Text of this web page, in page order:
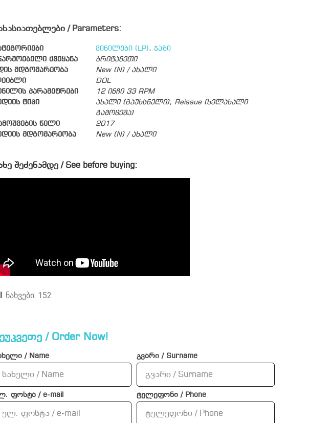
/ Parameters:
ვინილები (LP), ჯაზი
ქვეყანა
ბრიტანეთი
მდგომარეობა
New (N) / ახალი
DOL
პარამეტრები
12 ინჩი 33 RPM
ტიპი
ახალი (გაუხსნელი), Reissue (ხელახალი
გამოცემა)
წელი
2017
მდგომარეობა
New (N) / ახალი
შეძენამდე / See before buying:
ნახვები: 152
/ Order Now!
/ Name გვარი / Surname
ფოსტა / e-mail ტელეფონი / Phone